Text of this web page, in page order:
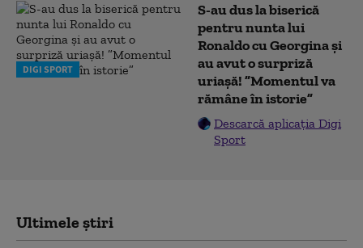
DIGI SPORT
S-au dus la biserică
pentru nunta lui
Ronaldo cu Georgina și
au avut o surpriză
uriașă! ”Momentul va
rămâne în istorie”
Descarcă aplicația Digi
Sport
Ultimele știri